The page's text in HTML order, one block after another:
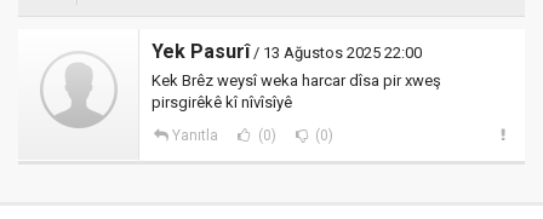
Yek Pasurî / 13 Ağustos 2025 22:00
Kek Brêz weysî weka harcar dîsa pir xweş
pirsgirêkê kî nîvîsîyê
Yanıtla (0) (0)